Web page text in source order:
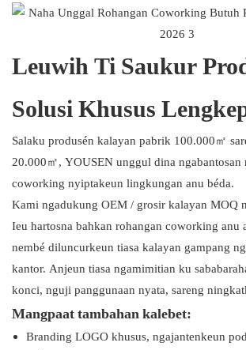
Leuwih Ti Saukur
Solusi Khusus
Salaku produsén kalayan pabrik 100.000㎡
20.000㎡, YOUSEN unggul dina ngabantosan
coworking nyiptakeun lingkungan anu béda.
Kami ngadukung OEM / grosir kalayan MOQ
Ieu hartosna bahkan rohangan coworking anu
nembé diluncurkeun tiasa kalayan gampang
kantor. Anjeun tiasa ngamimitian ku
konci, nguji panggunaan nyata, sareng
Mangpaat tambahan kalebet:
Branding LOGO khusus, ngajantenkeun